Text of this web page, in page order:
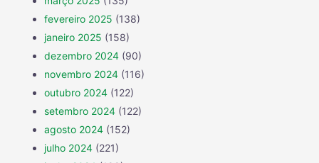
fevereiro 2025 (138)
janeiro 2025 (158)
dezembro 2024 (90)
novembro 2024 (116)
outubro 2024 (122)
setembro 2024 (122)
agosto 2024 (152)
julho 2024 (221)